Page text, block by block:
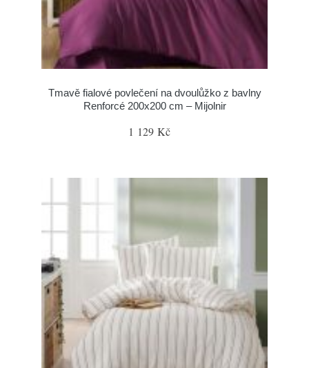
Tmavě fialové povlečení na dvoulůžko z bavlny
Renforcé 200x200 cm – Mijolnir
1 129 Kč